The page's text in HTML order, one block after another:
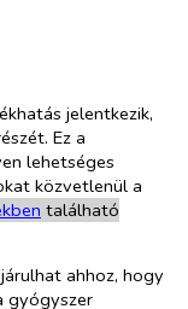
jelentkezik,
Ez a
lehetséges
közvetlenül a
található
ahhoz, hogy
gyógyszer